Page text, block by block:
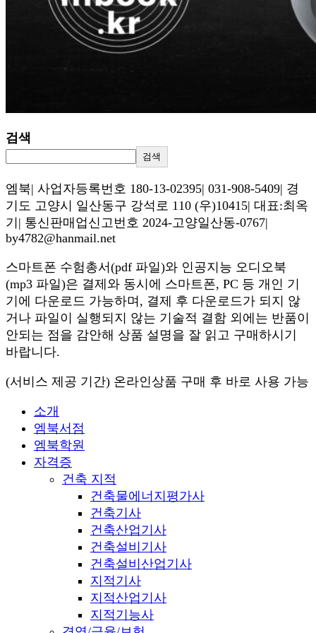
검색
검색
엠북| 사업자등록번호 180-13-02395| 031-908-5409| 경
기도 고양시 일산동구 강석로 110 (우)10415| 대표:최옥
기| 통신판매업신고번호 2024-고양일산동-0767|
by4782@hanmail.net
스마트폰 수험총서(pdf 파일)와 인공지능 오디오북
(mp3 파일)은 결제와 동시에 스마트폰, PC 등 개인 기
기에 다운로드 가능하며, 결제 후 다운로드가 되지 않
거나 파일이 실행되지 않는 기술적 결함 외에는 반품이
안되는 점을 감안해 상품 설명을 잘 읽고 구매하시기
바랍니다.
(서비스 제공 기간) 온라인상품 구매 후 바로 사용 가능
소개
엠북서점
엠북학원
자격증
건축 지적
건축물에너지평가사
건축기사
건축산업기사
건축설비기사
건축설비산업기사
지적기사
지적산업기사
지적기능사